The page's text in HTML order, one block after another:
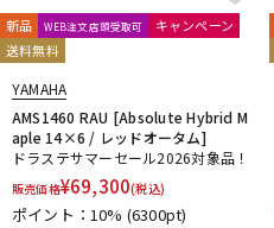
新品 WEB注文店頭受取可
キャンペーン
送料無料
YAMAHA
AMS1460 RAU [Absolute Hybrid M
aple 14×6 / レッドオータム]
ドラステサマーセール2026対象品！
販売価格¥69,300(税込)
ポイント：10% (6300pt)